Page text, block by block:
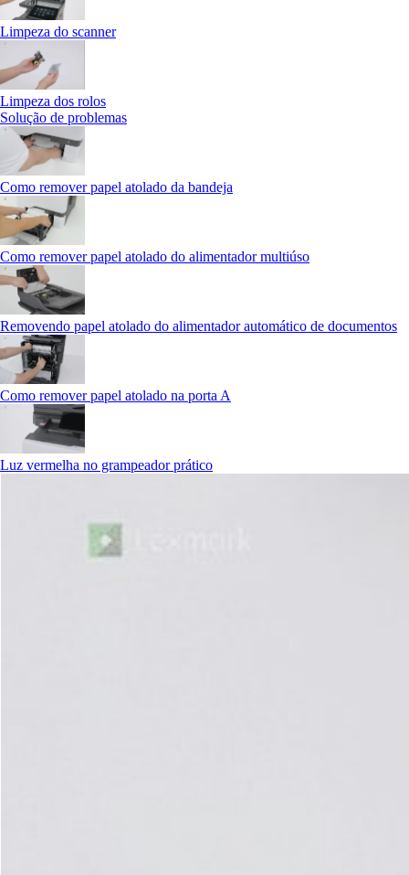
Limpeza do scanner
Limpeza dos rolos
Solução de problemas
Como remover papel atolado da bandeja
Como remover papel atolado do alimentador multiúso
Removendo papel atolado do alimentador automático de documentos
Como remover papel atolado na porta A
Luz vermelha no grampeador prático